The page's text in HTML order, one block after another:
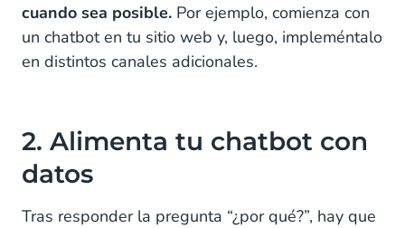
cuando sea posible. Por ejemplo, comienza con
un chatbot en tu sitio web y, luego, impleméntalo
en distintos canales adicionales.
2. Alimenta tu chatbot con
datos
Tras responder la pregunta “¿por qué?”, hay que